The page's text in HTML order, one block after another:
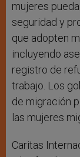
mujeres
seguridad y
que adopten
incluyendo
registro de
trabajo. Los
de migración
las mujeres
Caritas